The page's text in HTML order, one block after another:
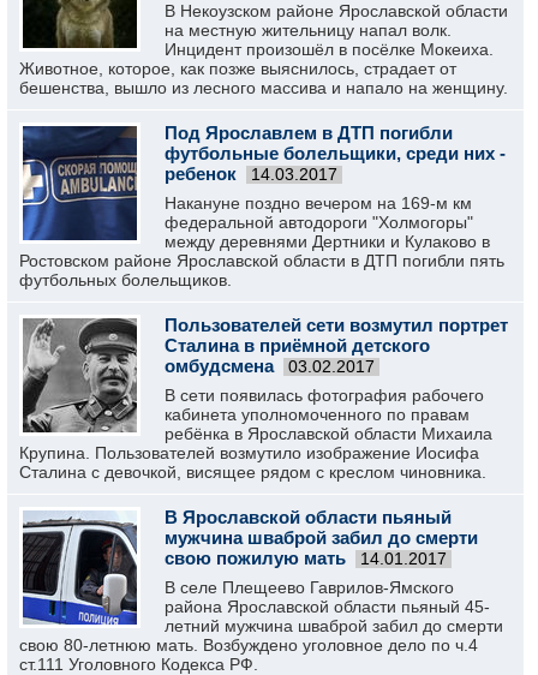
В Некоузском районе Ярославской области
на местную жительницу напал волк.
Инцидент произошёл в посёлке Мокеиха.
Животное, которое, как позже выяснилось, страдает от
бешенства, вышло из лесного массива и напало на женщину.
Под Ярославлем в ДТП погибли
футбольные болельщики, среди них -
ребенок
14.03.2017
Накануне поздно вечером на 169-м км
федеральной автодороги "Холмогоры"
между деревнями Дертники и Кулаково в
Ростовском районе Ярославской области в ДТП погибли пять
футбольных болельщиков.
Пользователей сети возмутил портрет
Сталина в приёмной детского
омбудсмена
03.02.2017
В сети появилась фотография рабочего
кабинета уполномоченного по правам
ребёнка в Ярославской области Михаила
Крупина. Пользователей возмутило изображение Иосифа
Сталина с девочкой, висящее рядом с креслом чиновника.
В Ярославской области пьяный
мужчина шваброй забил до смерти
свою пожилую мать
14.01.2017
В селе Плещеево Гаврилов-Ямского
района Ярославской области пьяный 45-
летний мужчина шваброй забил до смерти
свою 80-летнюю мать. Возбуждено уголовное дело по ч.4
ст.111 Уголовного Кодекса РФ.